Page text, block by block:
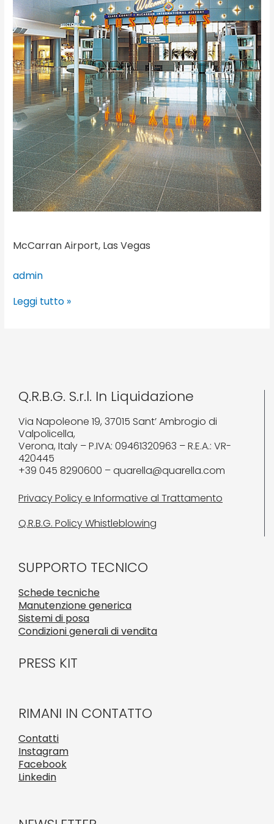
McCarran Airport, Las Vegas
admin
Leggi tutto »
Q.R.B.G. S.r.l. In Liquidazione
Via Napoleone 19, 37015 Sant’ Ambrogio di
Valpolicella,
Verona, Italy – P.IVA: 09461320963 – R.E.A.: VR-
420445
+39 045 8290600 – quarella@quarella.com
Privacy Policy e Informative al Trattamento
Q.R.B.G. Policy Whistleblowing
SUPPORTO TECNICO
Schede tecniche
Manutenzione generica
Sistemi di posa
Condizioni generali di vendita
PRESS KIT
RIMANI IN CONTATTO
Contatti
Instagram
Facebook
Linkedin